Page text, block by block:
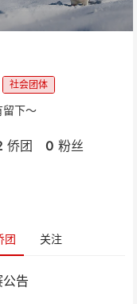
社会团体
留下～
侨团 0 粉丝
团 关注
告